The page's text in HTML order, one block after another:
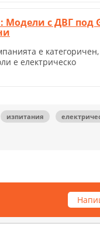
Модели с ДВГ под
е
е електрическо
изпитания